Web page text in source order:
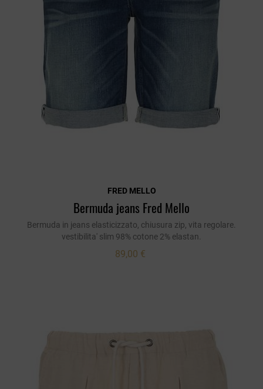
FRED MELLO
Bermuda jeans Fred Mello
Bermuda in jeans elasticizzato, chiusura zip, vita regolare.
vestibilita' slim 98% cotone 2% elastan.
89,00 €